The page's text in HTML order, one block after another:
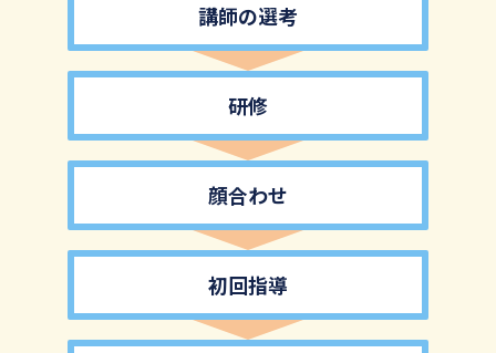
講師の選考
研修
顔合わせ
初回指導